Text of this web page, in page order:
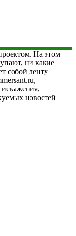
На этом
ни какие
собой ленту
новостей